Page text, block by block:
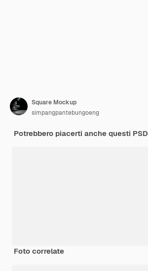
Square Mockup
simpangpantebungoeng
Potrebbero piacerti anche questi PSD
Foto correlate